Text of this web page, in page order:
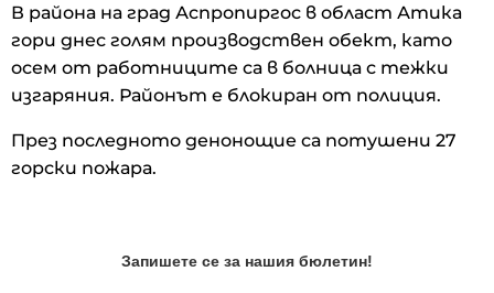
В района на град Аспропиргос в област Атика
гори днес голям производствен обект, като
осем от работниците са в болница с тежки
изгаряния. Районът е блокиран от полиция.
През последното денонощие са потушени 27
горски пожара.